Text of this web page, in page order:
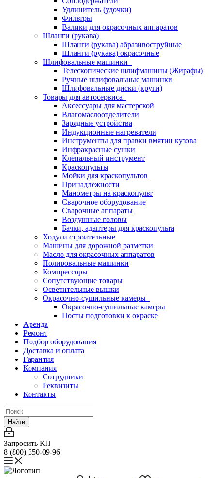
Удлинитель (удочки)
Фильтры
Валики для окрасочных аппаратов
Шланги (рукава)
Шланги (рукава) абразивоструйные
Шланги (рукава) окрасочные
Шлифовальные машинки
Телескопические шлифмашины (Жирафы)
Ручные шлифовальные машинки
Шлифовальные диски (круги)
Товары для автосервиса
Аксессуары для мастерской
Влагомаслоотделители
Зарядные устройства
Индукционные нагреватели
Инструменты для правки вмятин кузова
Инфракрасные сушки
Клепальный инструмент
Краскопульты
Мойки для краскопультов
Принадлежности
Манометры на краскопульт
Сварочное оборудование
Сварочные аппараты
Воздушные головы
Бачки, адаптеры для краскопульта
Ходули строительные
Машины для дорожной разметки
Масло для окрасочных аппаратов
Полировальные машинки
Компрессоры
Сопутствующие товары
Осветительные вышки
Окрасочно-сушильные камеры
Окрасочно-сушильные камеры
Посты подготовки к окраске
Аренда
Ремонт
Подбор оборудования
Доставка и оплата
Гарантия
Компания
Сотрудники
Реквизиты
Контакты
Найти
Запросить КП
8 (800) 350-09-96